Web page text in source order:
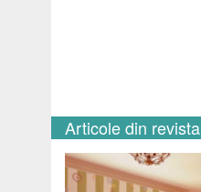
Articole din revista